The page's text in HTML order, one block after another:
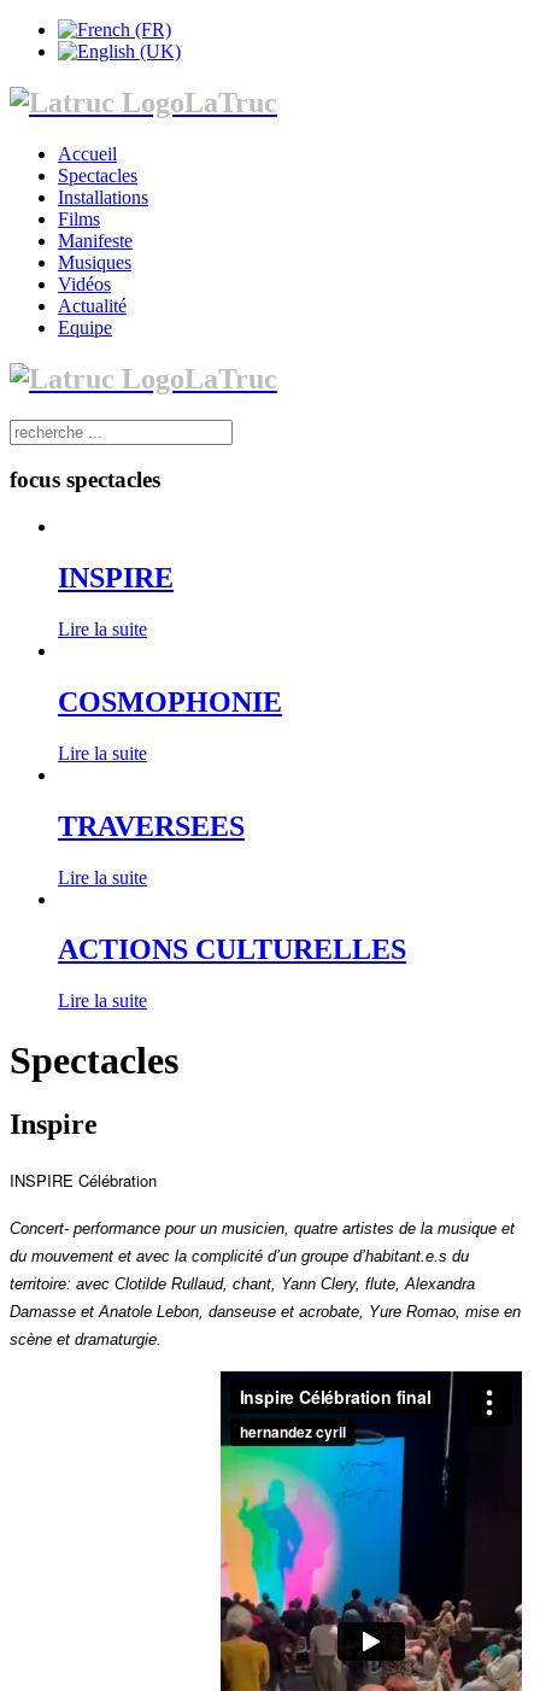
LaTruc
Accueil
Spectacles
Installations
Films
Manifeste
Musiques
Vidéos
Actualité
Equipe
LaTruc
focus spectacles
INSPIRE
Lire la suite
COSMOPHONIE
Lire la suite
TRAVERSEES
Lire la suite
ACTIONS CULTURELLES
Lire la suite
Spectacles
Inspire
INSPIRE Célébration
Concert- performance pour un musicien, quatre artistes de la musique et
du mouvement et avec la complicité d’un groupe d’habitant.e.s du
territoire: avec Clotilde Rullaud, chant, Yann Clery, flute, Alexandra
Damasse et Anatole Lebon, danseuse et acrobate, Yure Romao, mise en
scène et dramaturgie.